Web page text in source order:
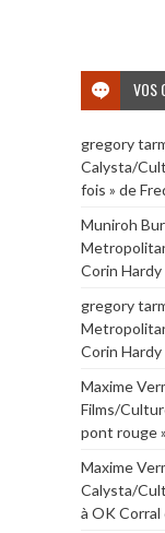
VOS
gregory
Calysta/
fois » de
Muniroh
Corin Hardy
gregory
Corin Hardy
Maxime
Films/
pont rouge
Maxime
Calysta/
à OK Corral